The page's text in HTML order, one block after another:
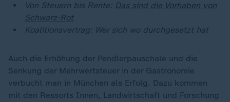
Von Steuern bis Rente: Das sind die Vorhaben von
Schwarz-Rot
Koalitionsvertrag: Wer sich wo durchgesetzt hat
Auch die Erhöhung der Pendlerpauschale und die
Senkung der Mehrwertsteuer in der Gastronomie
verbucht man in München als Erfolg. Dazu kommen
mit den Ressorts Innen, Landwirtschaft und Forschung